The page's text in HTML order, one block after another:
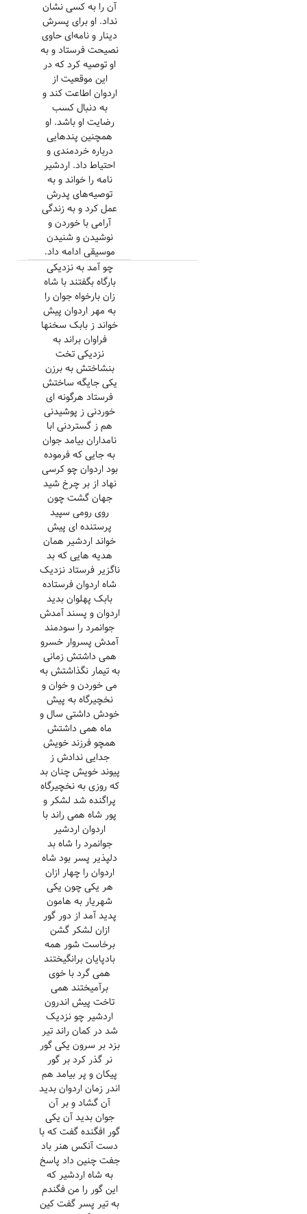
آن را به کسی نشان
نداد. او برای پسرش
دینار و نامه‌ای حاوی
نصیحت فرستاد و به
او توصیه کرد که در
این موقعیت از
اردوان اطاعت کند و
به دنبال کسب
رضایت او باشد. او
همچنین پندهایی
درباره خردمندی و
احتیاط داد. اردشیر
نامه را خواند و به
توصیه‌های پدرش
عمل کرد و به زندگی
آرامی با خوردن و
نوشیدن و شنیدن
موسیقی ادامه داد.
چو آمد به نزدیکی
بارگاه بگفتند با شاه
زان بارخواه جوان را
به مهر اردوان پیش
خواند ز بابک سخنها
فراوان براند به
نزدیکی تخت
بنشاختش به برزن
یکی جایگه ساختش
فرستاد هرگونه ای
خوردنی ز پوشیدنی
هم ز گستردنی ابا
نامداران بیامد جوان
به جایی که فرموده
بود اردوان چو کرسی
نهاد از بر چرخ شید
جهان گشت چون
روی رومی سپید
پرستنده ای پیش
خواند اردشیر همان
هدیه هایی که بد
ناگزیر فرستاد نزدیک
شاه اردوان فرستاده
بابک پهلوان بدید
اردوان و پسند آمدش
جوانمرد را سودمند
آمدش پسروار خسرو
همی داشتش زمانی
به تیمار نگذاشتش به
می خوردن و خوان و
نخچیرگاه به پیش
خودش داشتی سال و
ماه همی داشتش
همچو فرزند خویش
جدایی ندادش ز
پیوند خویش چنان بد
که روزی به نخچیرگاه
پراگنده شد لشکر و
پور شاه همی راند با
اردوان اردشیر
جوانمرد را شاه بد
دلپذیر پسر بود شاه
اردوان را چهار ازان
هر یکی چون یکی
شهریار به هامون
پدید آمد از دور گور
ازان لشکر گشن
برخاست شور همه
بادپایان برانگیختند
همی گرد با خوی
برآمیختند همی
تاخت پیش اندرون
اردشیر چو نزدیک
شد در کمان راند تیر
بزد بر سرون یکی گور
نر گذر کرد بر گور
پیکان و پر بیامد هم
اندر زمان اردوان بدید
آن گشاد و بر آن
جوان بدید آن یکی
گور افگنده گفت که با
دست آنکس هنر باد
جفت چنین داد پاسخ
به شاه اردشیر که
این گور را من فگندم
به تیر پسر گفت کین